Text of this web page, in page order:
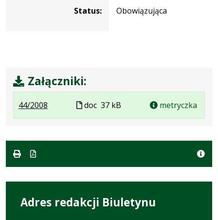
Status:
Obowiązująca
Załączniki:
44/2008
Plik
formacie:
Rozmiar
37
Plik
w
doc 37 kB metryczka
Adres redakcji Biuletynu